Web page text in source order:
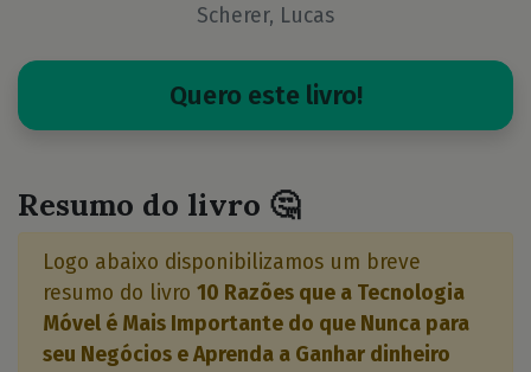
Scherer, Lucas
Quero este livro!
Resumo do livro 🤔
Logo abaixo disponibilizamos um breve
resumo do livro 10 Razões que a Tecnologia
Móvel é Mais Importante do que Nunca para
seu Negócios e Aprenda a Ganhar dinheiro